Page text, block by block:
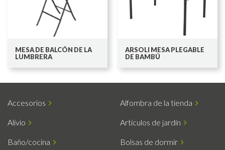
MESA DE BALCÓN DE LA
LUMBRERA
ARSOLI MESA PLEGABLE
DE BAMBÚ
Accesorios Alfombra de la tienda
Alivio Artículos de jardín
Baño/cocina Bolsas de dormir